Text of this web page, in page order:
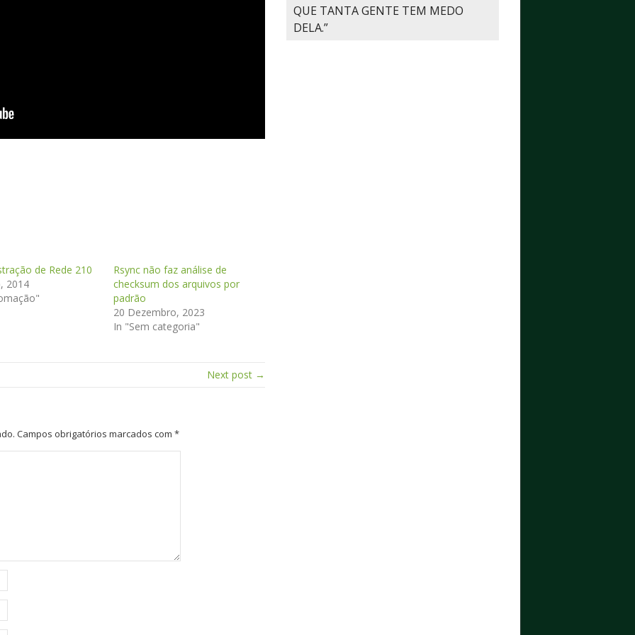
de Rede 210
2014
Rsync não faz análise de
checksum dos arquivos por
padrão
20 Dezembro, 2023
In "Sem categoria"
Next post →
Campos obrigatórios marcados com *
QUE TANTA GENTE TEM MEDO
DELA.”